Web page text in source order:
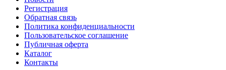
Регистрация
Обратная связь
Политика конфиденциальности
Пользовательское соглашение
Публичная оферта
Каталог
Контакты